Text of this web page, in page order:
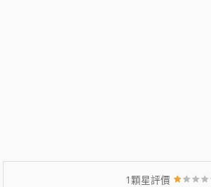
1顆星評價